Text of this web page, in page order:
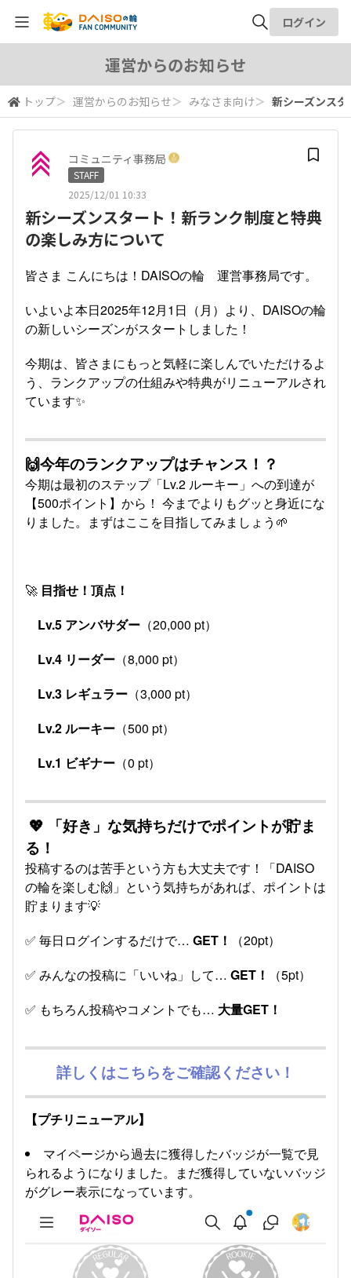
検索
ログイン
運営からのお知らせ
トップ＞ 運営からのお知らせ＞ みなさま向け＞ 新シーズンス
コミュニティ事務局
STAFF
2025/12/01 10:33
新シーズンスタート！新ランク制度と特典
の楽しみ方について
皆さま こんにちは！DAISOの輪 運営事務局です。
いよいよ本日2025年12月1日（月）より、DAISOの輪
の新しいシーズンがスタートしました！
今期は、皆さまにもっと気軽に楽しんでいただけるよ
う、ランクアップの仕組みや特典がリニューアルされ
ています✨
🙌今年のランクアップはチャンス！？
今期は最初のステップ「Lv.2 ルーキー」への到達が
【500ポイント】から！ 今までよりもグッと身近にな
りました。まずはここを目指してみましょう🌱
🚀 目指せ！頂点！
Lv.5 アンバサダー （20,000 pt）
Lv.4 リーダー （8,000 pt）
Lv.3 レギュラー （3,000 pt）
Lv.2 ルーキー （500 pt）
Lv.1 ビギナー （0 pt）
💖 「好き」な気持ちだけでポイントが貯ま
る！
投稿するのは苦手という方も大丈夫です！「DAISO
の輪を楽しむ🙌」という気持ちがあれば、ポイントは
貯まります💡
✅ 毎日ログインするだけで… GET！
（20pt）
✅ みんなの投稿に「いいね」して… GET！
（5pt）
✅ もちろん投稿やコメントでも… 大量GET！
詳しくはこちらをご確認ください！
【プチリニューアル】
マイページから過去に獲得したバッジが一覧で見
られるようになりました。まだ獲得していないバッジ
がグレー表示になっています。